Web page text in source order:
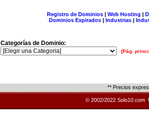
Registro de Dominios| Web Hosting |
Dominios Expirados | Industrias |
Categorías de Dominio:
[Pág.
** Precios
© 2002/2022 Solo10.com